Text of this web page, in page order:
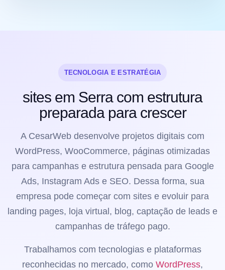
TECNOLOGIA E ESTRATÉGIA
sites em Serra com estrutura
preparada para crescer
A CesarWeb desenvolve projetos digitais com
WordPress, WooCommerce, páginas otimizadas
para campanhas e estrutura pensada para Google
Ads, Instagram Ads e SEO. Dessa forma, sua
empresa pode começar com sites e evoluir para
landing pages, loja virtual, blog, captação de leads e
campanhas de tráfego pago.
Trabalhamos com tecnologias e plataformas
reconhecidas no mercado, como WordPress,